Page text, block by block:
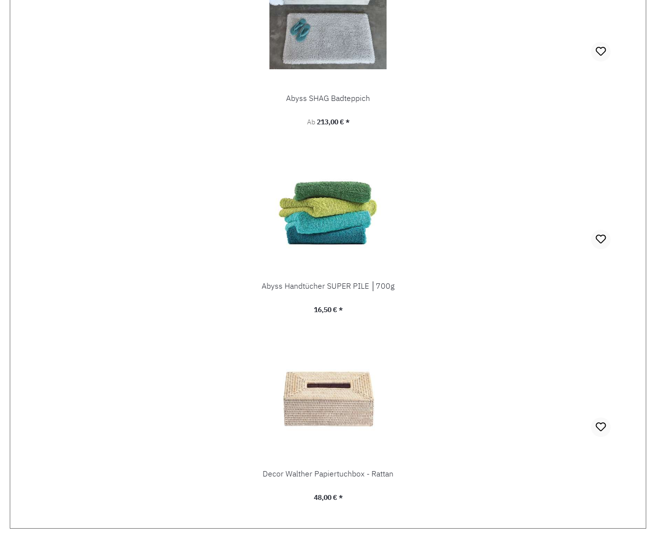
Abyss SHAG Badteppich
Regulärer Preis:
Ab213,00 € *
Abyss Handtücher SUPER PILE │700g
Regulärer Preis:
16,50 € *
Decor Walther Papiertuchbox - Rattan
Regulärer Preis:
48,00 € *